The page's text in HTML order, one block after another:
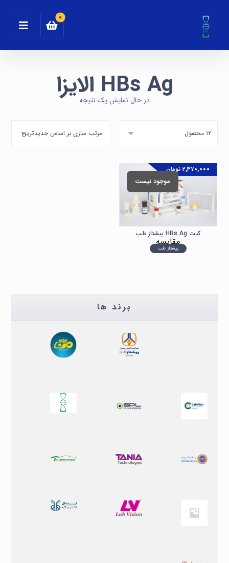
HBs Ag الایزا
در حال نمایش یک نتیجه
کیت HBs Ag پیشتاز طب
پیشتاز طب
۲,۳۷۰,۰۰۰ تومان
موجود نیست
مقایسه
برند ها